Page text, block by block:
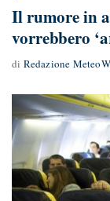
Il rumore in
vorrebbero
di Redazione